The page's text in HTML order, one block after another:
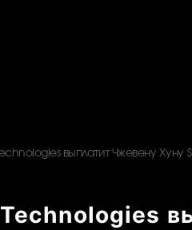
выплатит Чжевену Хуну